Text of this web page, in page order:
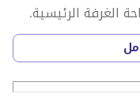
الغرفة الرئيسية.
تحتاجها لتحضير
العام للمكان
والتوازن على